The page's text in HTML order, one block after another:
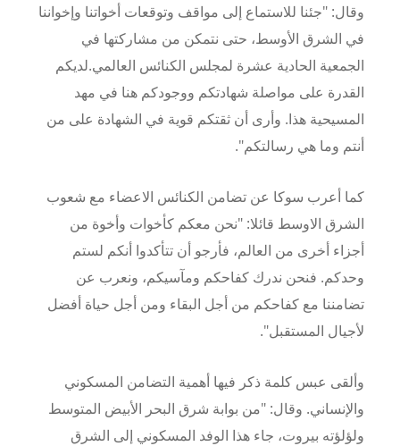
وقال: "جئنا للاستماع إلى مواقف وتوقعات أخواتنا وإخواننا
في الشرق الأوسط، حتى نتمكن من مشاركتها في
الجمعية الحادية عشرة لمجلس الكنائس العالمي.لديكم
القدرة على مواصلة شهادتكم ووجودكم هنا في مهد
المسيحية هذا. وأرى أن ثقتكم قوية في الشهادة على من
أنتم وما هي رسالتكم".
كما أعرب سوكا عن تضامن الكنائس الاعضاء مع شعوب
الشرق الاوسط قائلا: "نحن معكم كأخوات وأخوة من
أجزاء أخرى من العالم، فأرجو أن تتأكدوا أنكم لستم
وحدكم. فنحن ندرك كفاحكم ومآسيكم، ونعرب عن
تضامننا مع كفاحكم من أجل البقاء ومن أجل حياة أفضل
لأجيال المستقبل".
وألقى عبس كلمة ذكر فيها أهمية التضامن المسكوني
والإنساني. وقال: "من بوابة شرق البحر الأبيض المتوسط
ولؤلؤته بيروت، جاء هذا الوفد المسكوني إلى الشرق